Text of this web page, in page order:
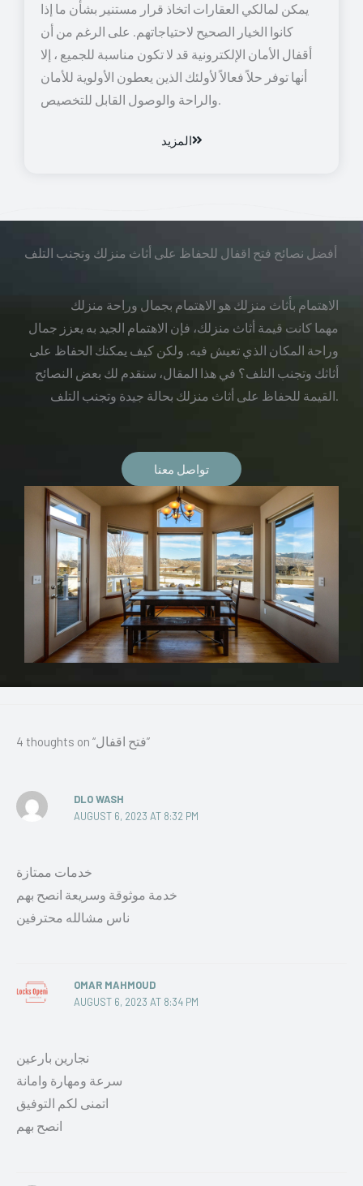
يمكن لمالكي العقارات اتخاذ قرار مستنير بشأن ما إذا
كانوا الخيار الصحيح لاحتياجاتهم. على الرغم من أن
أقفال الأمان الإلكترونية قد لا تكون مناسبة للجميع ، إلا
أنها توفر حلاً فعالاً لأولئك الذين يعطون الأولوية للأمان
والراحة والوصول القابل للتخصيص.
المزيد
أفضل نصائح فتح اقفال للحفاظ على أثاث منزلك وتجنب التلف
الاهتمام بأثاث منزلك هو الاهتمام بجمال وراحة منزلك
مهما كانت قيمة أثاث منزلك، فإن الاهتمام الجيد به يعزز جمال
وراحة المكان الذي تعيش فيه. ولكن كيف يمكنك الحفاظ على
أثاثك وتجنب التلف؟ في هذا المقال، سنقدم لك بعض النصائح
القيمة للحفاظ على أثاث منزلك بحالة جيدة وتجنب التلف.
تواصل معنا
4 thoughts on “فتح اقفال”
DLO WASH
AUGUST 6, 2023 AT 8:32 PM
خدمات ممتازة
خدمة موثوقة وسريعة انصح بهم
ناس مشالله محترفين
OMAR MAHMOUD
AUGUST 6, 2023 AT 8:34 PM
نجارين بارعين
سرعة ومهارة وامانة
اتمنى لكم التوفيق
انصح بهم